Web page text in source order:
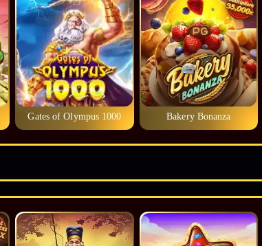
Gates of Olympus 1000 Bakery Bonanza